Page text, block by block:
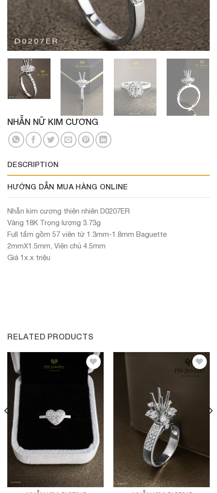
NHẪN NỮ KIM CƯƠNG
DESCRIPTION
HƯỚNG DẪN MUA HÀNG ONLINE
Nhẫn kim cương thiên nhiên D0207ER
Vàng 18K Trọng lượng 3.73g
Full tấm gồm 57 viên từ 1.3mm-1.8mm Baguette
2mmX1.5mm, Viên chủ 4.5mm
Giá 1x.x triệu
RELATED PRODUCTS
Thêm vào yêu thích